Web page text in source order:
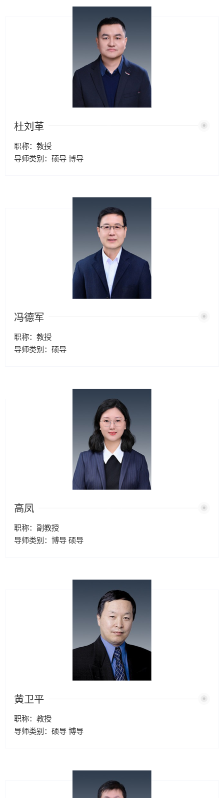
杜刘革
职称：教授
导师类别：硕导 博导
冯德军
职称：教授
导师类别：硕导
高凤
职称：副教授
导师类别：博导 硕导
黄卫平
职称：教授
导师类别：硕导 博导